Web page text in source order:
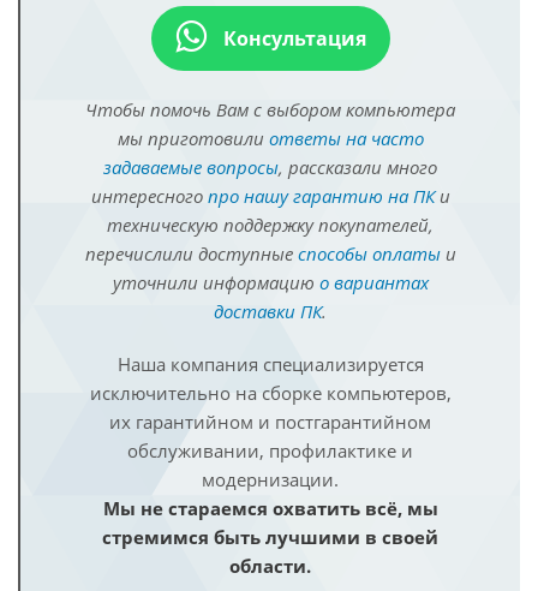
Консультация
Чтобы помочь Вам с выбором компьютера
мы приготовили ответы на часто
задаваемые вопросы, рассказали много
интересного про нашу гарантию на ПКи
техническую поддержку покупателей,
перечислили доступные способы оплатыи
уточнили информацию о вариантах
доставки ПК.
Наша компания специализируется
исключительно на сборке компьютеров,
их гарантийном и постгарантийном
обслуживании, профилактике и
модернизации.
Мы не стараемся охватить всё, мы
стремимся быть лучшими в своей
области.